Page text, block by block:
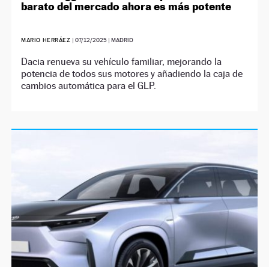
barato del mercado ahora es más potente
MARIO HERRÁEZ | 07/12/2025| MADRID
Dacia renueva su vehículo familiar, mejorando la
potencia de todos sus motores y añadiendo la caja de
cambios automática para el GLP.